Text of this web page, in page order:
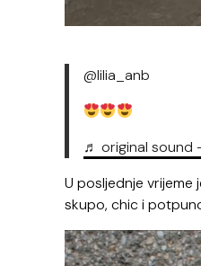
@lilia_anb
♬ original sound
U posljednje
skupo, chic i